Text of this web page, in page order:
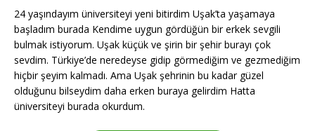
24 yaşındayım üniversiteyi yeni bitirdim Uşak’ta yaşamaya
başladım burada Kendime uygun gördüğün bir erkek sevgili
bulmak istiyorum. Uşak küçük ve şirin bir şehir burayı çok
sevdim. Türkiye’de neredeyse gidip görmediğim ve gezmediğim
hiçbir şeyim kalmadı. Ama Uşak şehrinin bu kadar güzel
olduğunu bilseydim daha erken buraya gelirdim Hatta
üniversiteyi burada okurdum.